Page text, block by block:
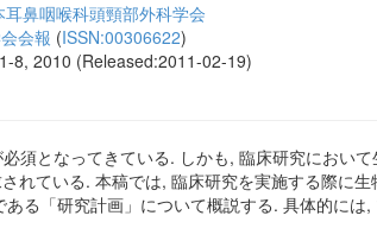
鼻咽喉科頭頸部外科学会
会報 (ISSN:00306622)
8, 2010 (Released:2011-02-19)
須となってきている. しかも, 臨床研究におい
れている. 本稿では, 臨床研究を実施する際に
る「研究計画」について概説する. 具体的に